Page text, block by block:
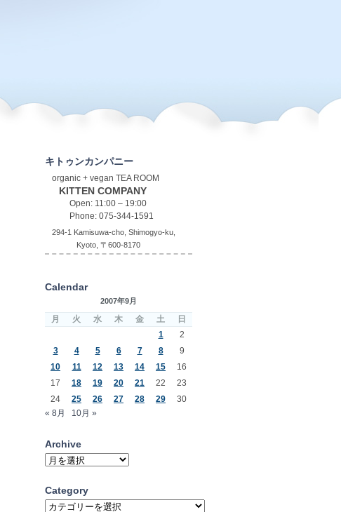
キトゥンカンパニー
organic + vegan TEA ROOM
KITTEN COMPANY
Open: 11:00 – 19:00
Phone: 075-344-1591
294-1 Kamisuwa-cho, Shimogyo-ku,
Kyoto, 〒600-8170
Calendar
2007年9月
月 火 水 木 金 土
日
1
2
3
4 5 6 7 8
9
10
11 12 13 14 15
16
17
18 19 20 21 22
23
24
25 26 27 28 29
30
« 8月
10月 »
Archive
Archive
Category
Category